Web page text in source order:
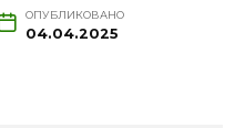
ОПУБЛИКОВАНО
04.04.2025